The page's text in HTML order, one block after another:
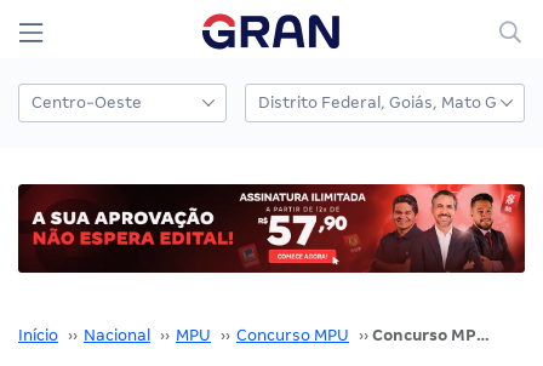
Início ›› Nacional ›› MPU ›› Concurso MPU ›› Concurso MPU: regras do teletrabalho são alteradas!